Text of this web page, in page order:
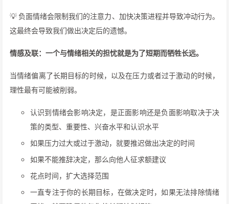
💡 负面情绪会限制我们的注意力、加快决策进程并导致冲动行为。
这最终会导致我们做出决定后的遗憾。
情感及联：一个与情绪相关的担忧就是为了短期而牺牲长远。
当情绪偏离了长期目标的时候，以及在压力或者过于激动的时候，
理性最有可能被削弱。
认识到情绪会影响决定，是正面影响还是负面影响取决于决
策的类型、重要性、兴奋水平和认识水平
如果压力过大或过于激动，就要推迟做出决定的时间
如果不能推辞决定，那么向他人征求额建议
花点时间，扩大选择范围
一直专注于你的长期目标，在做决定时，如果无法排除情绪